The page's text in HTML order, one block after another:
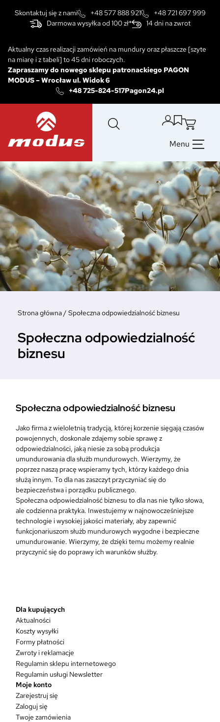
Skontaktuj się z nami +48 577 888 921
+48 721 697 999
Darmowa wysyłka od 100 zł*
14 dni na zwrot
Aktualny czas realizacji zamówień na mundury oraz płaszcze [szyte
na miarę i z tabeli] to 45 dni roboczych.
Zapraszamy do nowego sklepu patronackiego PAGON
MODUS–Wrocław ul. Widok 6
+48 725-824-517Pagon24.pl
Menu
Strona główna/ Społeczna odpowiedzialność biznesu
Społeczna odpowiedzialność
biznesu
Społeczna odpowiedzialność biznesu
Jako firma z wieloletnią tradycją, której korzenie sięgają czasów
powojennych, doskonale zdajemy sobie sprawę z
odpowiedzialności, jaką niesie za sobą produkcja
umundurowania dla służb mundurowych. Wierzymy, że
poprzez naszą pracę wspieramy tych, którzy każdego dnia
służą innym. To dla nas zaszczyt przyczyniać się do
bezpieczeństwa i porządku publicznego.
Społeczna odpowiedzialność biznesu to dla nas nie tylko słowa,
ale codzienna praktyka. Inwestujemy w najnowocześniejsze
technologie i wysokiej jakości materiały, aby zapewnić
funkcjonariuszom służb mundurowych wygodne i bezpieczne
umundurowanie. Wierzymy, że dzięki temu możemy realnie
przyczynić się do poprawy ich warunków służby.
Dla kupujących
Aktualności
Koszty wysyłki
Formy płatności
Zwroty i reklamacje
Regulamin sklepu internetowego
Regulamin usługi Newsletter
Moje konto
Zarejestruj się
Zaloguj się
Twoje zamówienia